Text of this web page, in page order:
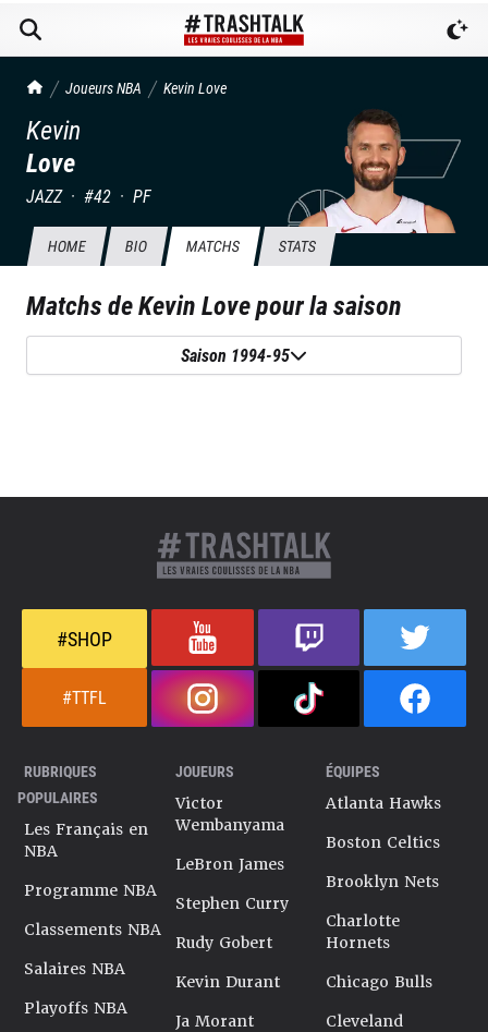
TrashTalk Actu NBA
Joueurs NBA Kevin Love
Kevin
Love
JAZZ · #42 · PF
HOME BIO MATCHS STATS
Matchs deKevin Lovepour la saison
Saison 1994-95
#SHOP
#TTFL
RUBRIQUES
POPULAIRES
Les Français en
NBA
Programme NBA
Classements NBA
Salaires NBA
Playoffs NBA
JOUEURS
Victor
Wembanyama
LeBron James
Stephen Curry
Rudy Gobert
Kevin Durant
Ja Morant
ÉQUIPES
Atlanta Hawks
Boston Celtics
Brooklyn Nets
Charlotte
Hornets
Chicago Bulls
Cleveland